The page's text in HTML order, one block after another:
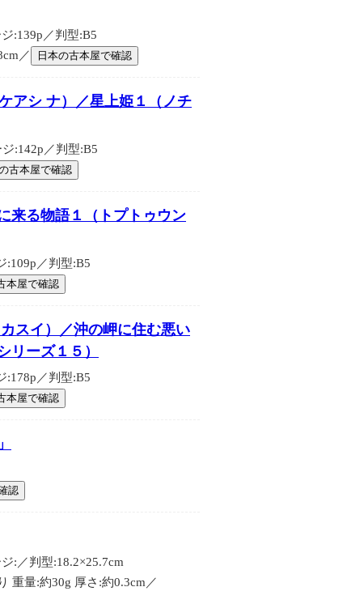
:139p／判型:B5
／
日本の古本屋で確認
アシ ナ）／星上姫１（ノチ
:142p／判型:B5
古本屋で確認
来る物語１（トプトゥウン
:109p／判型:B5
本屋で確認
スイ）／沖の岬に住む悪い
ーズ１５）
:178p／判型:B5
本屋で確認
認
:／判型:18.2×25.7cm
重量:約30g 厚さ:約0.3cm／